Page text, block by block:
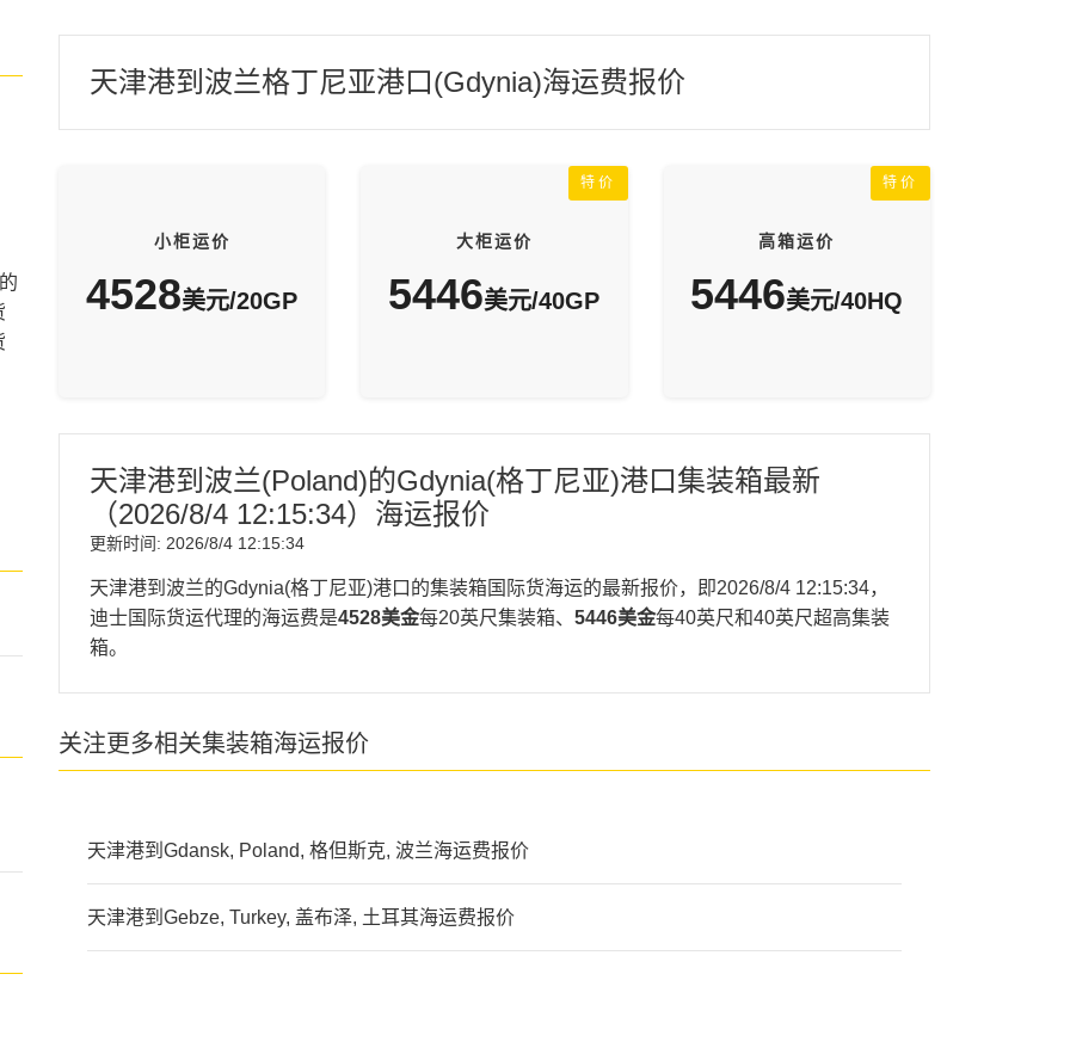
天津港到波兰格丁尼亚港口(Gdynia)海运费报价
小柜运价
4528美元/20GP
特价
大柜运价
5446美元/40GP
特价
高箱运价
5446美元/40HQ
天津港到波兰(Poland)的Gdynia(格丁尼亚)港口集装箱最新
（2026/8/4 12:15:34）海运报价
更新时间: 2026/8/4 12:15:34
天津港到波兰的Gdynia(格丁尼亚)港口的集装箱国际货海运的最新报价，即2026/8/4 12:15:34，
迪士国际货运代理的海运费是4528美金每20英尺集装箱、 5446美金每40英尺和40英尺超高集装
箱。
关注更多相关集装箱海运报价
天津港到Gdansk, Poland, 格但斯克, 波兰海运费报价
天津港到Gebze, Turkey, 盖布泽, 土耳其海运费报价